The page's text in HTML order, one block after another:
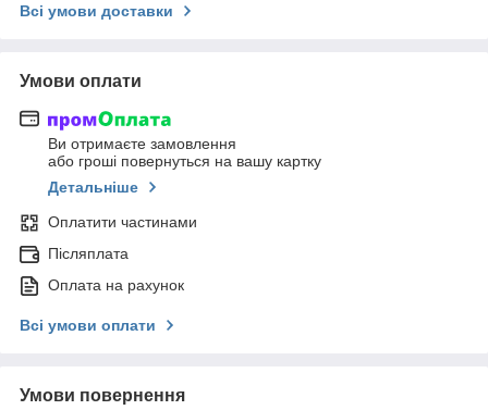
Всі умови доставки
Умови оплати
Ви отримаєте замовлення
або гроші повернуться на вашу картку
Детальніше
Оплатити частинами
Післяплата
Оплата на рахунок
Всі умови оплати
Умови повернення